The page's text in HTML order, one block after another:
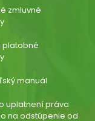
zmluvné
platobné
manuál
uplatnení práva
na odstúpenie od